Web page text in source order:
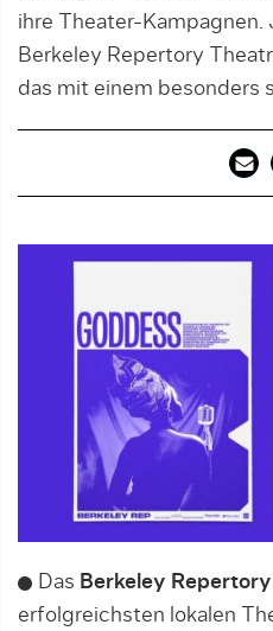
ihre Theater-Kampagnen.
Berkeley Repertory
das mit einem besonders
Das Berkeley
erfolgreichsten lokalen